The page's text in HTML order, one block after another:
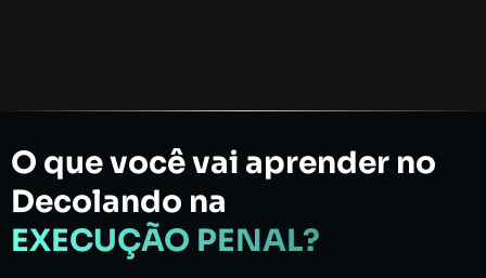
O que você vai aprender no
Decolando na
EXECUÇÃO PENAL?